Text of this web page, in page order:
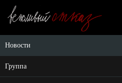
Новости
Группа